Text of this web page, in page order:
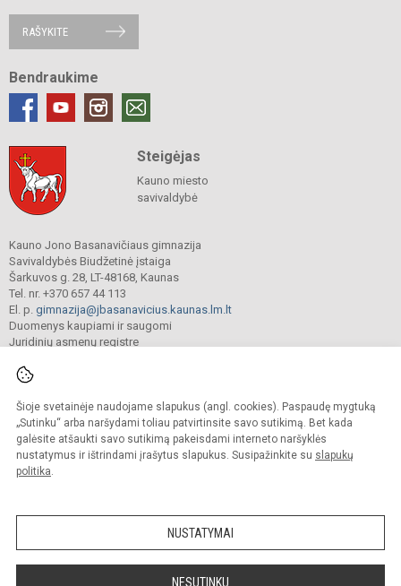
Šioje svetainėje naudojame slapukus (angl. cookies). Paspaudę mygtuką
„Sutinku“ arba naršydami toliau patvirtinsite savo sutikimą. Bet kada
galėsite atšaukti savo sutikimą pakeisdami interneto naršyklės
nustatymus ir ištrindami įrašytus slapukus. Susipažinkite su slapukų
politika.
NUSTATYMAI
NESUTINKU
RAŠYKITE
Bendraukime
Steigėjas
Kauno miesto
savivaldybė
Kauno Jono Basanavičiaus gimnazija
Savivaldybės Biudžetinė įstaiga
Šarkuvos g. 28, LT-48168, Kaunas
Tel. nr. +370 657 44 113
El. p. gimnazija@jbasanavicius.kaunas.lm.lt
Duomenys kaupiami ir saugomi
Juridinių asmenų registre
© 2018. Kauno Jono Basanavičiaus gimnazija. Visos teisės saugomos.
Kopijuoti turinį be raštiško gimnazijos sutikimo griežtai draudžiama.
Versija neįgaliesiems Slapukų valdymas